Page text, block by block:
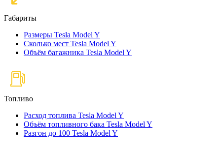
Габариты
Размеры Tesla Model Y
Сколько мест Tesla Model Y
Объём багажника Tesla Model Y
Топливо
Расход топлива Tesla Model Y
Объём топливного бака Tesla Model Y
Разгон до 100 Tesla Model Y